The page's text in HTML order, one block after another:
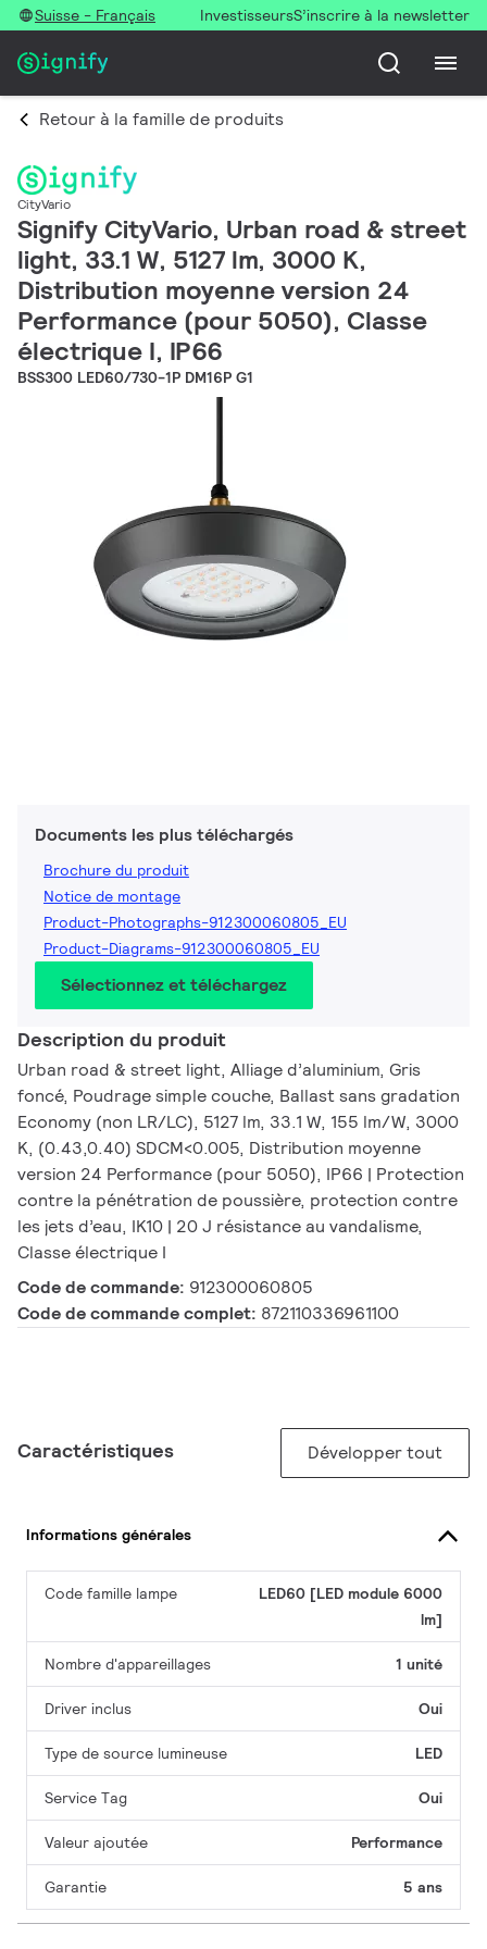
Suisse - Français InvestisseursS’inscrire à la newsletter
Retour à la famille de produits
CityVario
Signify CityVario, Urban road & street
light, 33.1 W, 5127 lm, 3000 K,
Distribution moyenne version 24
Performance (pour 5050), Classe
électrique I, IP66
BSS300 LED60/730-1P DM16P G1
Documents les plus téléchargés
Brochure du produit
Notice de montage
Product-Photographs-912300060805_EU
Product-Diagrams-912300060805_EU
Sélectionnez et téléchargez
Description du produit
Urban road & street light, Alliage d’aluminium, Gris
foncé, Poudrage simple couche, Ballast sans gradation
Economy (non LR/LC), 5127 lm, 33.1 W, 155 lm/W, 3000
K, (0.43,0.40) SDCM<0.005, Distribution moyenne
version 24 Performance (pour 5050), IP66 | Protection
contre la pénétration de poussière, protection contre
les jets d’eau, IK10 | 20 J résistance au vandalisme,
Classe électrique I
Code de commande: 912300060805
Code de commande complet: 872110336961100
Caractéristiques Développer tout
Informations générales
Code famille lampe
LED60 [LED module 6000
lm]
Nombre d'appareillages 1 unité
Driver inclus Oui
Type de source lumineuse LED
Service Tag Oui
Valeur ajoutée Performance
Garantie 5 ans